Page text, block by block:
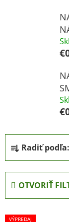
R
a
d
n
i
e
Radiť podľa:
OTVORIŤ
VVÝPREDAJ